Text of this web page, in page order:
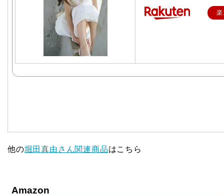
他の堀田真由さん関連商品はこちら
Amazon